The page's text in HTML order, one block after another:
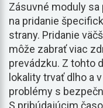
Zásuvné moduly
na pridanie
strany. Pridanie
môže zabrať viac
prevádzku. Z tohto
lokality trvať dlho a
problémy s
S pribúdajúcim